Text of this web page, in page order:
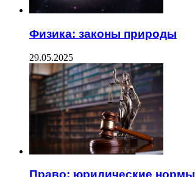
Физика: законы природы
29.05.2025
Право: юридические нормы